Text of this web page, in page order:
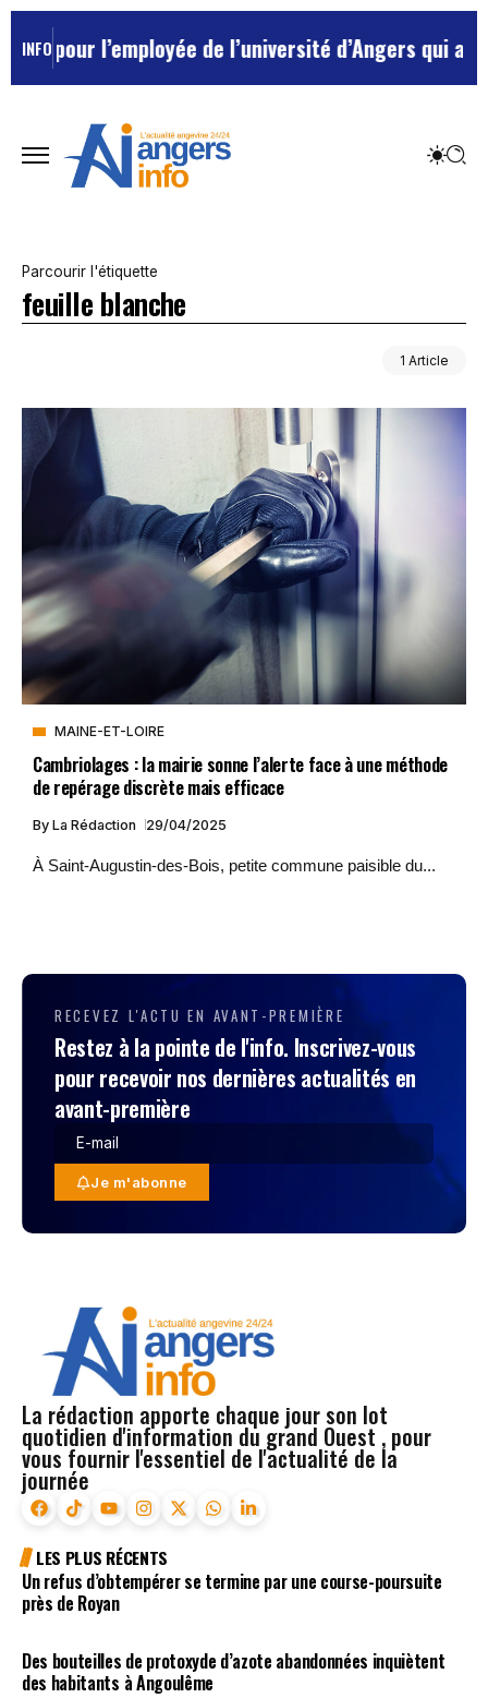
INFOpour l’employée de l’université d’Angers qui
Parcourir l'étiquette
feuille blanche
1 Article
MAINE-ET-LOIRE
Cambriolages : la mairie sonne l’alerte face à une méthode
de repérage discrète mais efficace
By La Rédaction 29/04/2025
À Saint-Augustin-des-Bois, petite commune paisible du...
RECEVEZ L'ACTU EN AVANT-PREMIÈRE
Restez à la pointe de l'info. Inscrivez-vous
pour recevoir nos dernières actualités en
avant-première
Je m'abonne
La rédaction apporte chaque jour son lot
quotidien d'information du grand Ouest , pour
vous fournir l'essentiel de l'actualité de la
journée
LES PLUS RÉCENTS
Un refus d’obtempérer se termine par une course-poursuite
près de Royan
Des bouteilles de protoxyde d’azote abandonnées inquiètent
des habitants à Angoulême